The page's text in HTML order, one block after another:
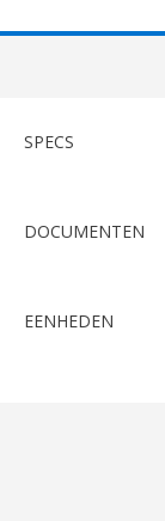
SPECS
DOCUMENTEN
EENHEDEN